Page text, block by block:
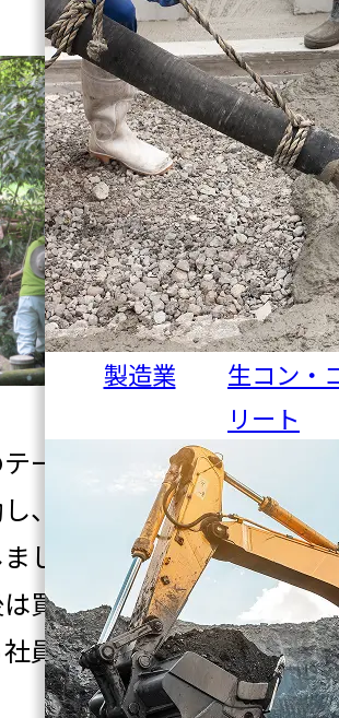
製造業
生コン・
リート
ーマパーク「サイボ
、食事会を兼ねた懇親
した。
買い物や自由行動も楽
員同士の交流を深めま